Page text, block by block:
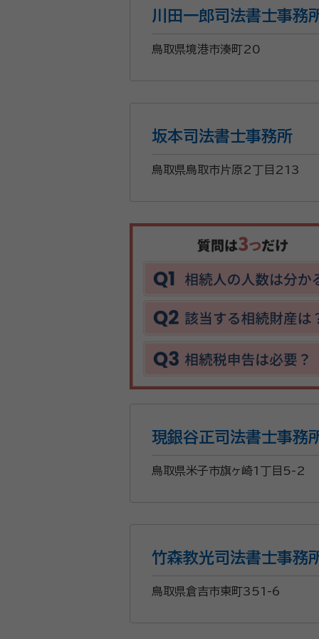
川田一郎司法書士事務
鳥取県境港市湊町20
坂本司法書士事務所
鳥取県鳥取市片原2丁目213
現銀谷正司法書士事務
鳥取県米子市旗ヶ崎1丁目5-2
竹森教光司法書士事務
鳥取県倉吉市東町351-6